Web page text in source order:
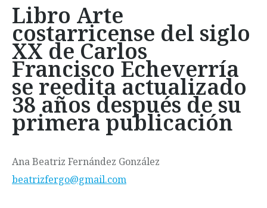
Libro Arte
costarricense del siglo
XX de Carlos
Francisco Echeverría
se reedita actualizado
38 años después de su
primera publicación
Ana Beatriz Fernández González
beatrizfergo@gmail.com